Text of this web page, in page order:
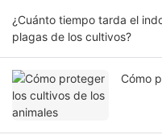
¿Cuánto tiempo tarda el
plagas de los cultivos?
Cómo